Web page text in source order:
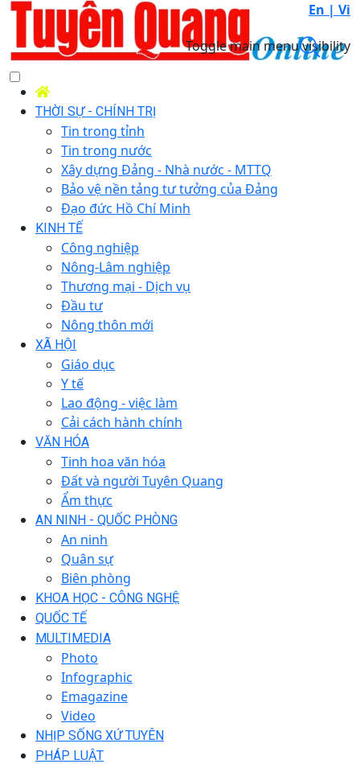
En | Vi
Toggle main menu visibility
THỜI SỰ - CHÍNH TRỊ
Tin trong tỉnh
Tin trong nước
Xây dựng Đảng - Nhà nước - MTTQ
Bảo vệ nền tảng tư tưởng của Đảng
Đạo đức Hồ Chí Minh
KINH TẾ
Công nghiệp
Nông-Lâm nghiệp
Thương mại - Dịch vụ
Đầu tư
Nông thôn mới
XÃ HỘI
Giáo dục
Y tế
Lao động - việc làm
Cải cách hành chính
VĂN HÓA
Tinh hoa văn hóa
Đất và người Tuyên Quang
Ẩm thực
AN NINH - QUỐC PHÒNG
An ninh
Quân sự
Biên phòng
KHOA HỌC - CÔNG NGHỆ
QUỐC TẾ
MULTIMEDIA
Photo
Infographic
Emagazine
Video
NHỊP SỐNG XỨ TUYÊN
PHÁP LUẬT